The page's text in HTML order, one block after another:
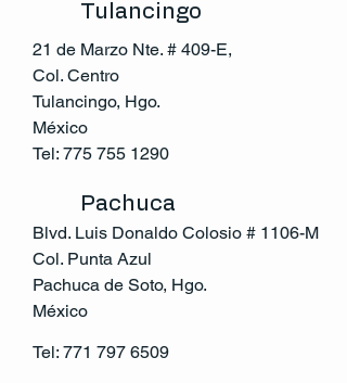
Tulancingo
21 de Marzo Nte. # 409-E,
Col. Centro
Tulancingo, Hgo.
México
Tel: 775 755 1290
Pachuca
Blvd. Luis Donaldo Colosio # 1106-M
Col. Punta Azul
Pachuca de Soto, Hgo.
México
Tel: 771 797 6509